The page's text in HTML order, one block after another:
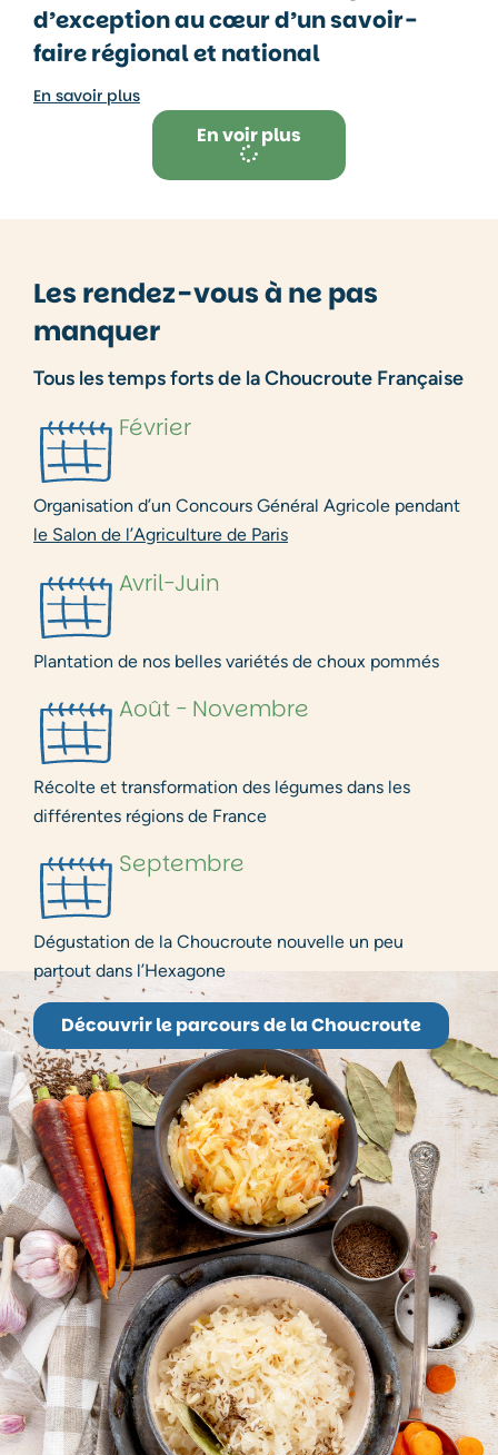
d’exception au cœur d’un savoir-
faire régional et national
En savoir plus
En voir plus
Les rendez-vous à ne pas
manquer
Tous les temps forts de la Choucroute Française
Février
Organisation d’un Concours Général Agricole pendant
le Salon de l’Agriculture de Paris
Avril-Juin
Plantation de nos belles variétés de choux pommés
Août - Novembre
Récolte et transformation des légumes dans les
différentes régions de France
Septembre
Dégustation de la Choucroute nouvelle un peu
partout dans l’Hexagone
Découvrir le parcours de la Choucroute